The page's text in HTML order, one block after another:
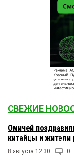
СВЕЖИЕ
Омичей
китайцы и жители
8 августа 12:30 0